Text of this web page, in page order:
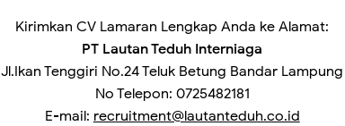
Kirimkan CV Lamaran Lengkap Anda ke Alamat:
PT Lautan Teduh Interniaga
Jl.Ikan Tenggiri No.24 Teluk Betung Bandar Lampung
No Telepon: 0725482181
E-mail: recruitment@lautanteduh.co.id